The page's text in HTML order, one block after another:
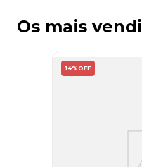
Os mais
14% OFF